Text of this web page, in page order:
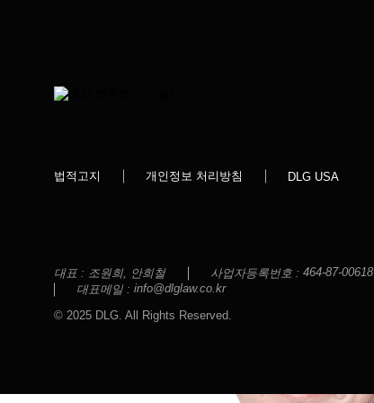
법적고지 개인정보 처리방침 DLG USA
대표 : 조원희, 안희철 사업자등록번호 : 464-87-00618
대표메일 : info@dlglaw.co.kr
© 2025 DLG. All Rights Reserved.